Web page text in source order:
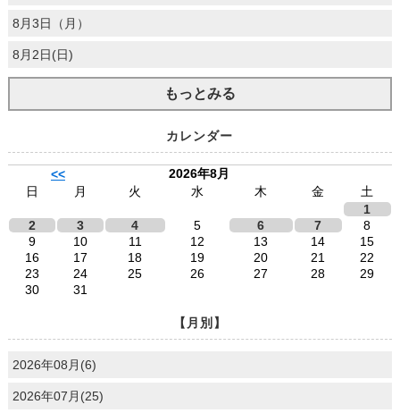
8月3日（月）
8月2日(日)
もっとみる
カレンダー
<<
2026年8月
日
月 火 水 木 金
土
1
2
3 4 5 6 7
8
9
10 11 12 13 14
15
16
17 18 19 20 21
22
23
24 25 26 27 28
29
30
31
【月別】
2026年08月(6)
2026年07月(25)